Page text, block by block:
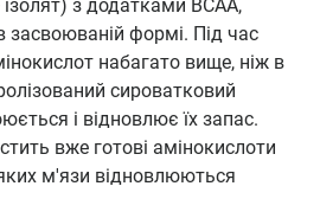
ізолят) з додатками ВСАА,
засвоюваній формі. Під час
набагато вище, ніж в
сироватковий
і відновлює їх запас.
вже готові амінокислоти
м'язи відновлюються